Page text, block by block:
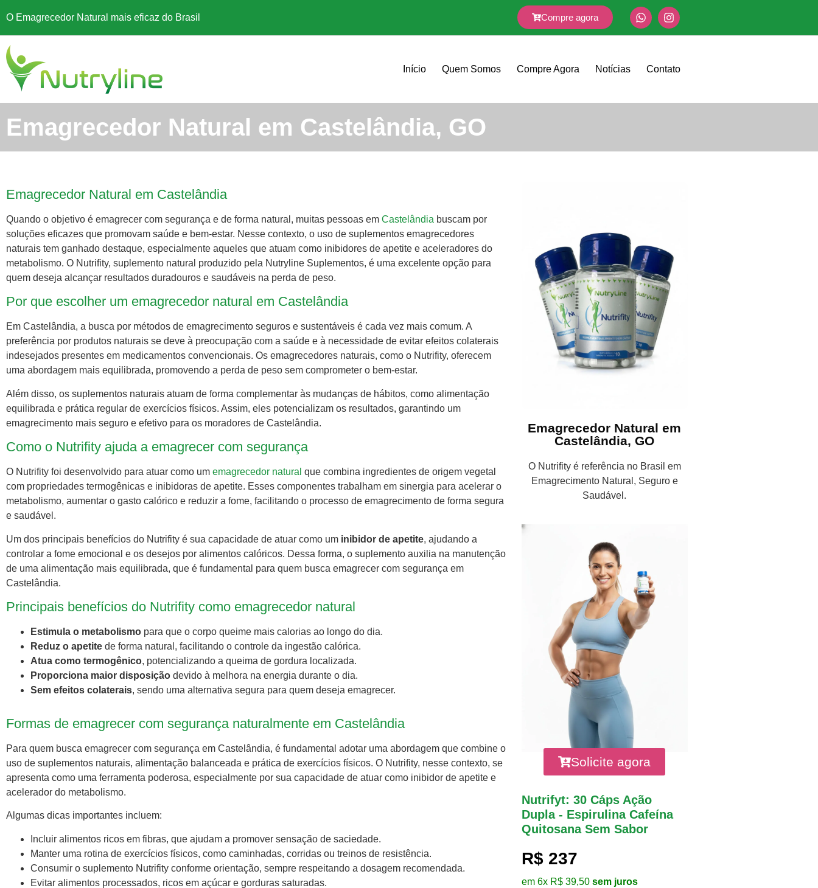
O Emagrecedor Natural mais eficaz do Brasil Compre agora
Início Quem Somos Compre Agora Notícias Contato
Emagrecedor Natural em Castelândia, GO
Emagrecedor Natural em Castelândia
Quando o objetivo é emagrecer com segurança e de forma natural, muitas pessoas em Castelândia buscam por
soluções eficazes que promovam saúde e bem-estar. Nesse contexto, o uso de suplementos emagrecedores
naturais tem ganhado destaque, especialmente aqueles que atuam como inibidores de apetite e aceleradores do
metabolismo. O Nutrifity, suplemento natural produzido pela Nutryline Suplementos, é uma excelente opção para
quem deseja alcançar resultados duradouros e saudáveis na perda de peso.
Por que escolher um emagrecedor natural em Castelândia
Em Castelândia, a busca por métodos de emagrecimento seguros e sustentáveis é cada vez mais comum. A
preferência por produtos naturais se deve à preocupação com a saúde e à necessidade de evitar efeitos colaterais
indesejados presentes em medicamentos convencionais. Os emagrecedores naturais, como o Nutrifity, oferecem
uma abordagem mais equilibrada, promovendo a perda de peso sem comprometer o bem-estar.
Além disso, os suplementos naturais atuam de forma complementar às mudanças de hábitos, como alimentação
equilibrada e prática regular de exercícios físicos. Assim, eles potencializam os resultados, garantindo um
emagrecimento mais seguro e efetivo para os moradores de Castelândia.
Como o Nutrifity ajuda a emagrecer com segurança
O Nutrifity foi desenvolvido para atuar como um emagrecedor natural que combina ingredientes de origem vegetal
com propriedades termogênicas e inibidoras de apetite. Esses componentes trabalham em sinergia para acelerar o
metabolismo, aumentar o gasto calórico e reduzir a fome, facilitando o processo de emagrecimento de forma segura
e saudável.
Um dos principais benefícios do Nutrifity é sua capacidade de atuar como um inibidor de apetite, ajudando a
controlar a fome emocional e os desejos por alimentos calóricos. Dessa forma, o suplemento auxilia na manutenção
de uma alimentação mais equilibrada, que é fundamental para quem busca emagrecer com segurança em
Castelândia.
Principais benefícios do Nutrifity como emagrecedor natural
Estimula o metabolismo para que o corpo queime mais calorias ao longo do dia.
Reduz o apetite de forma natural, facilitando o controle da ingestão calórica.
Atua como termogênico, potencializando a queima de gordura localizada.
Proporciona maior disposição devido à melhora na energia durante o dia.
Sem efeitos colaterais, sendo uma alternativa segura para quem deseja emagrecer.
Formas de emagrecer com segurança naturalmente em Castelândia
Para quem busca emagrecer com segurança em Castelândia, é fundamental adotar uma abordagem que combine o
uso de suplementos naturais, alimentação balanceada e prática de exercícios físicos. O Nutrifity, nesse contexto, se
apresenta como uma ferramenta poderosa, especialmente por sua capacidade de atuar como inibidor de apetite e
acelerador do metabolismo.
Algumas dicas importantes incluem:
Incluir alimentos ricos em fibras, que ajudam a promover sensação de saciedade.
Manter uma rotina de exercícios físicos, como caminhadas, corridas ou treinos de resistência.
Consumir o suplemento Nutrifity conforme orientação, sempre respeitando a dosagem recomendada.
Evitar alimentos processados, ricos em açúcar e gorduras saturadas.
Emagrecedor Natural em
Castelândia, GO
O Nutrifity é referência no Brasil em
Emagrecimento Natural, Seguro e
Saudável.
Solicite agora
Nutrifyt: 30 Cáps Ação
Dupla - Espirulina Cafeína
Quitosana Sem Sabor
R$ 237
em 6x R$ 39,50 sem juros